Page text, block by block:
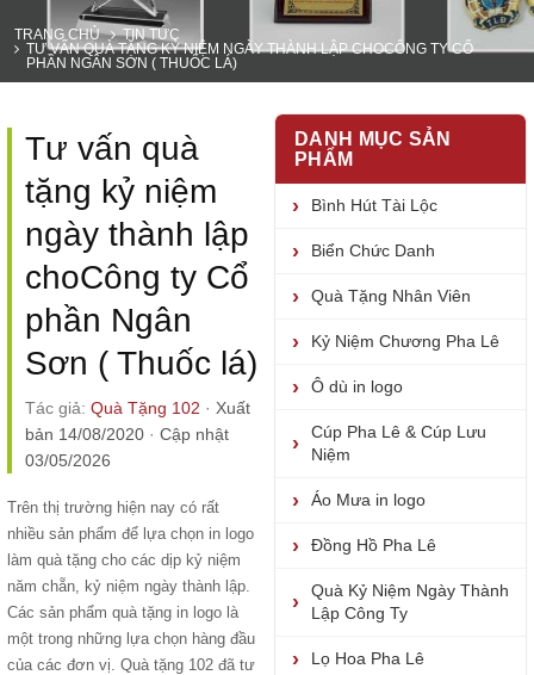
TRANG CHỦ
TIN TỨC
TƯ VẤN QUÀ TẶNG KỶ NIỆM NGÀY THÀNH LẬP CHOCÔNG TY CỔ
PHẦN NGÂN SƠN ( THUỐC LÁ)
Tư vấn quà
tặng kỷ niệm
ngày thành lập
choCông ty Cổ
phần Ngân
Sơn ( Thuốc lá)
Tác giả: Quà Tặng 102 · Xuất
bản 14/08/2020 · Cập nhật
03/05/2026
Trên thị trường hiện nay có rất
nhiều sản phẩm để lựa chọn in logo
làm quà tặng cho các dịp kỷ niệm
năm chẵn, kỷ niệm ngày thành lập.
Các sản phẩm quà tặng in logo là
một trong những lựa chọn hàng đầu
của các đơn vị. Quà tặng 102 đã tư
DANH MỤC SẢN
PHẨM
Bình Hút Tài Lộc
Biển Chức Danh
Quà Tặng Nhân Viên
Kỷ Niệm Chương Pha Lê
Ô dù in logo
Cúp Pha Lê & Cúp Lưu
Niệm
Áo Mưa in logo
Đồng Hồ Pha Lê
Quà Kỷ Niệm Ngày Thành
Lập Công Ty
Lọ Hoa Pha Lê